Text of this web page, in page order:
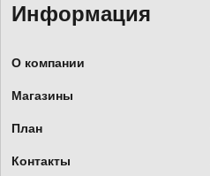
Информация
О компании
Магазины
План
Контакты